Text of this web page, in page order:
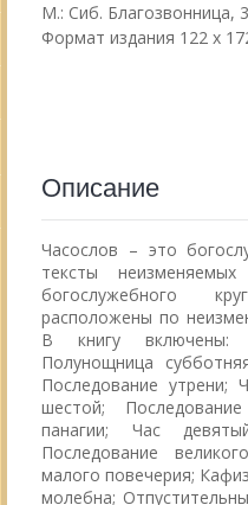
М.: Сиб. Благозвонница,
Формат издания 122 х
Описание
Часослов – это
тексты
богослужебного
расположены по
В книгу включены:
Полунощница
Последование утрени;
шестой;
панагии; Час
Последование
малого повечерия;
молебна;